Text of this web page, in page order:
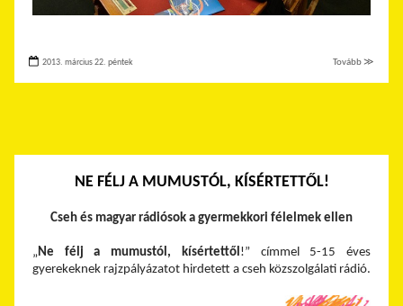
2013. március 22. péntek Tovább ≫
NE FÉLJ A MUMUSTÓL, KÍSÉRTETTŐL!
Cseh és magyar rádiósok a gyermekkori félelmek ellen
„Ne félj a mumustól, kísértettől !” címmel 5-15 éves
gyerekeknek rajzpályázatot hirdetett a cseh közszolgálati rádió.